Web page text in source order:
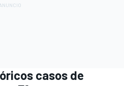
casos de